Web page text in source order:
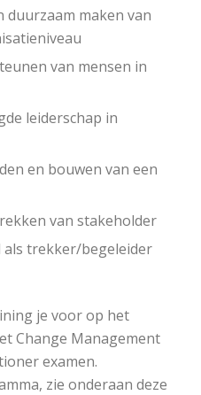
duurzaam maken van
van mensen in
leiderschap in
en bouwen van een
van stakeholder
trekker/begeleider
je voor op het
Change Management
examen.
zie onderaan deze